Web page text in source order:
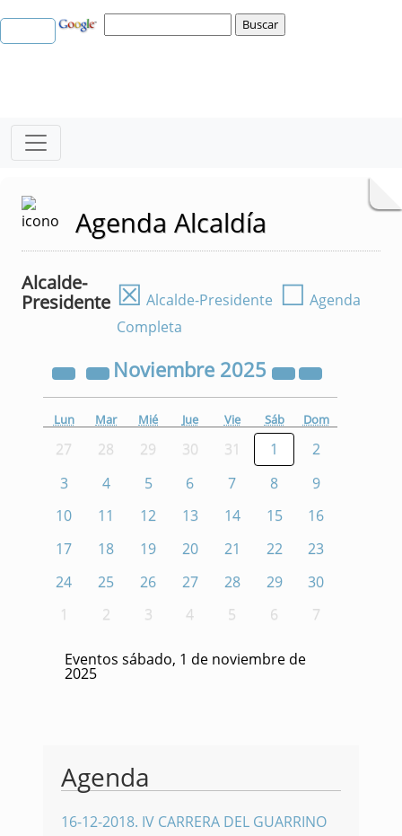
Agenda Alcaldía
Alcalde-
Presidente ☒ Alcalde-Presidente ☐ Agenda
Completa
Noviembre 2025
Lun Mar Mié Jue Vie Sáb Dom
27 28 29 30 31 1
2
3
4 5 6 7 8
9
10
11 12 13 14 15
16
17
18 19 20 21 22
23
24
25 26 27 28 29
30
1
2 3 4 5 6 7
Eventos sábado, 1 de noviembre de
2025
Agenda
16-12-2018. IV CARRERA DEL GUARRINO